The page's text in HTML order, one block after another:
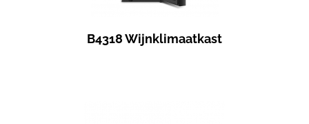
B4318 Wijnklimaatkast